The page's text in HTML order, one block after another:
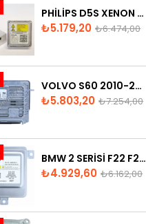
PHILIPS D5S XENON AMPUL
Fiyat
₺5.179,20 Normal
₺6.474,00
VOLVO S60 2010-2018 XENON FAR BEYNI 31297942
Fiyat
₺5.803,20 Normal
₺7.254,00
BMW 2 SERISI F22 F23 2013-2016 XENON FAR BEYNI 7318327
Fiyat
₺4.929,60 Normal
₺6.162,00